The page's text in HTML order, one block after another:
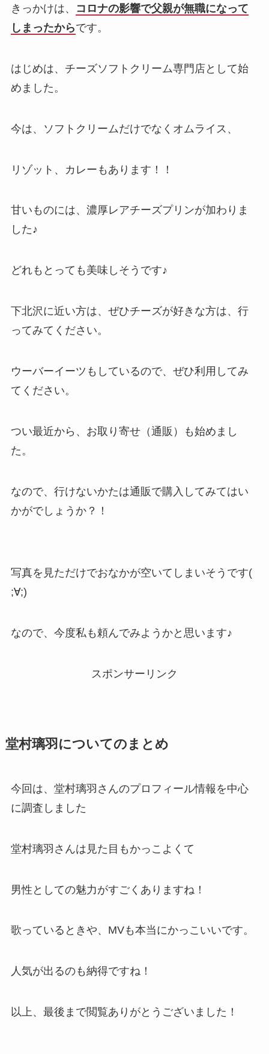
きっかけは、
コロナの影響で父親が無職になって
しまったからです。
はじめは、チーズソフトクリーム専門店として始
めました。
今は、ソフトクリームだけでなくオムライス、
リゾット、カレーもあります！！
甘いものには、濃厚レアチーズプリンが加わりま
した♪
どれもとっても美味しそうです♪
下北沢に近い方は、ぜひチーズが好きな方は、行
ってみてください。
ウーバーイーツもしているので、ぜひ利用してみ
てください。
つい最近から、お取り寄せ（通販）も始めまし
た。
なので、行けないかたは通販で購入してみてはい
かがでしょうか？！
写真を見ただけでおなかが空いてしまいそうです(
;∀;)
なので、今度私も頼んでみようかと思います♪
スポンサーリンク
堂村璃羽についてのまとめ
今回は、堂村璃羽さんのプロフィール情報を中心
に調査しました
堂村璃羽さんは見た目もかっこよくて
男性としての魅力がすごくありますね！
歌っているときや、MVも本当にかっこいいです。
人気が出るのも納得ですね！
以上、最後まで閲覧ありがとうございました！